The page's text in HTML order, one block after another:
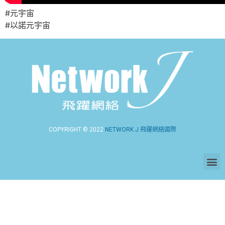
#元宇宙
#以諾元宇宙
COPYRIGHT © 2022 NETWORK J 飛躍網絡國際